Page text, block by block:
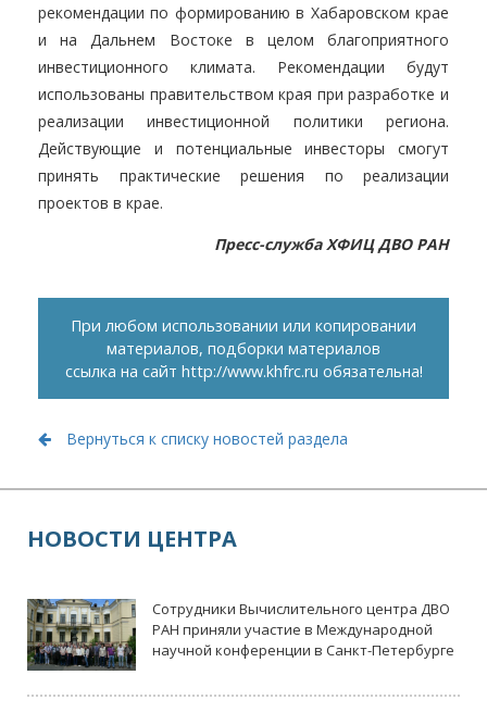
рекомендации по формированию в Хабаровском крае
и на Дальнем Востоке в целом благоприятного
инвестиционного климата. Рекомендации будут
использованы правительством края при разработке и
реализации инвестиционной политики региона.
Действующие и потенциальные инвесторы смогут
принять практические решения по реализации
проектов в крае.
Пресс-служба ХФИЦ ДВО РАН
При любом использовании или копировании
материалов, подборки материалов
ссылка на сайт http://www.khfrc.ru обязательна!
Вернуться к списку новостей раздела
НОВОСТИ ЦЕНТРА
Сотрудники Вычислительного центра ДВО
РАН приняли участие в Международной
научной конференции в Санкт-Петербурге